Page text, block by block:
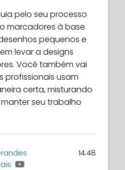
pelo seu processo
marcadores à base
pequenos e
levar a designs
Você também vai
profissionais usam
certa, misturando
seu trabalho
14:48